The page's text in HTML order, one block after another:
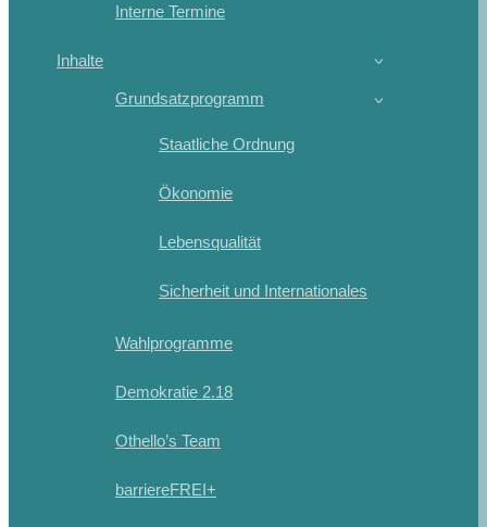
Interne Termine
Inhalte
Grundsatzprogramm
Staatliche Ordnung
Ökonomie
Lebensqualität
Sicherheit und Internationales
Wahlprogramme
Demokratie 2.18
Othello’s Team
barriereFREI+